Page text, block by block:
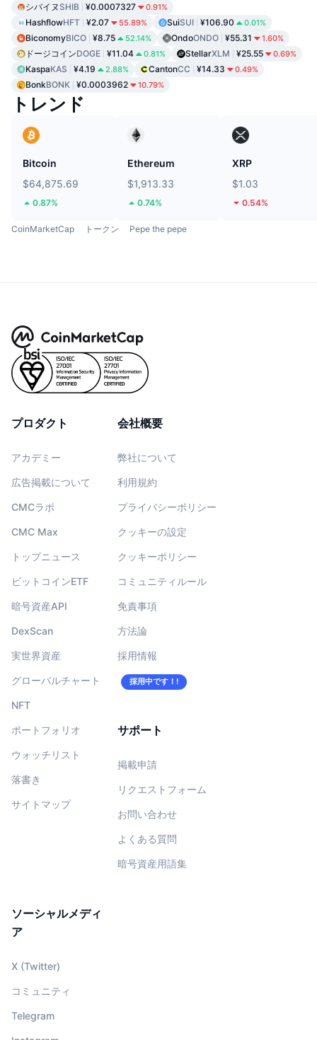
シバイヌ SHIB ¥0.0007327 0.91%
HashflowHFT ¥2.07 55.89% SuiSUI ¥106.90 0.01%
BiconomyBICO ¥8.75 52.14% OndoONDO ¥55.31 1.60%
ドージコインDOGE ¥11.04 0.81% StellarXLM ¥25.55 0.69%
KaspaKAS ¥4.19 2.88% CantonCC ¥14.33 0.49%
BonkBONK ¥0.0003962 10.79%
トレンド
Bitcoin
$64,875.69
0.87%
Ethereum
$1,913.33
0.74%
XRP
$1.03
0.54%
CoinMarketCap トークン Pepe the pepe
プロダクト
アカデミー
広告掲載について
CMCラボ
CMC Max
トップニュース
ビットコインETF
暗号資産API
DexScan
実世界資産
グローバルチャート
NFT
ポートフォリオ
ウォッチリスト
落書き
サイトマップ
会社概要
弊社について
利用規約
プライバシーポリシー
クッキーの設定
クッキーポリシー
コミュニティルール
免責事項
方法論
採用情報
採用中です！!
サポート
掲載申請
リクエストフォーム
お問い合わせ
よくある質問
暗号資産用語集
ソーシャルメディ
ア
X (Twitter)
コミュニティ
Telegram